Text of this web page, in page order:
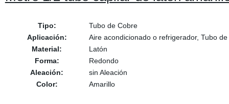
Tipo:
Tubo de Cobre
Aplicación:
Aire acondicionado o refrigerador, Tubo
Material:
Latón
Forma:
Redondo
Aleación:
sin Aleación
Color:
Amarillo